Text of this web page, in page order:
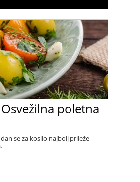
Osvežilna poletna
se za kosilo najbolj prileže